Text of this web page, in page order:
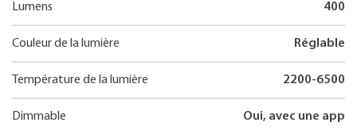
Lumens 400
Couleur de la lumière Réglable
Température de la lumière 2200-6500
Dimmable Oui, avec une app